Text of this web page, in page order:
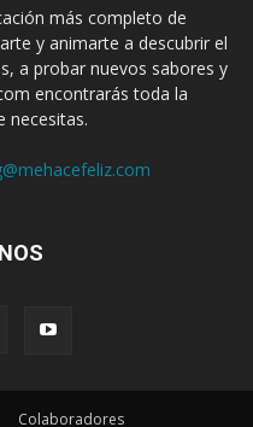
más completo de
y animarte a descubrir el
a probar nuevos sabores y
encontrarás toda la
necesitas.
Colaboradores